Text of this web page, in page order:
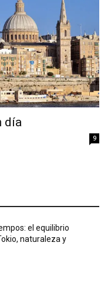
día
9
el equilibrio
naturaleza y